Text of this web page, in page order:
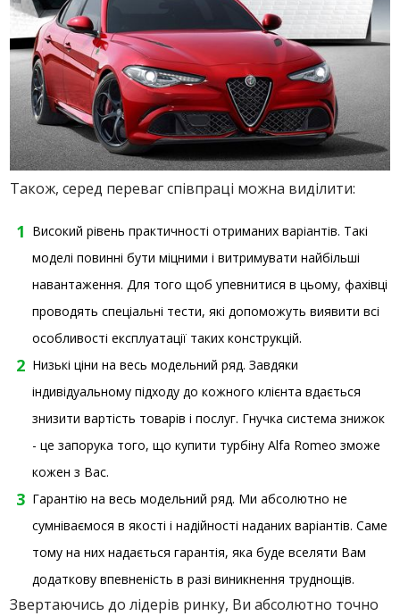
Також, серед переваг співпраці можна виділити:
Високий рівень практичності отриманих варіантів. Такі
моделі повинні бути міцними і витримувати найбільші
навантаження. Для того щоб упевнитися в цьому, фахівці
проводять спеціальні тести, які допоможуть виявити всі
особливості експлуатації таких конструкцій.
Низькі ціни на весь модельний ряд. Завдяки
індивідуальному підходу до кожного клієнта вдається
знизити вартість товарів і послуг. Гнучка система знижок
- це запорука того, що купити турбіну Alfa Romeo зможе
кожен з Вас.
Гарантію на весь модельний ряд. Ми абсолютно не
сумніваємося в якості і надійності наданих варіантів. Саме
тому на них надається гарантія, яка буде вселяти Вам
додаткову впевненість в разі виникнення труднощів.
Звертаючись до лідерів ринку, Ви абсолютно точно